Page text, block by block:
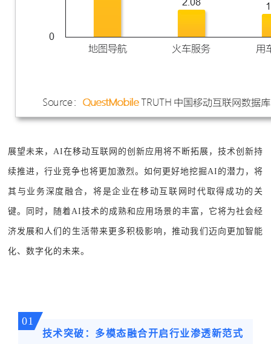
展望未来，AI在移动互联网的创新应用将不断拓展，技术创新持
续推进，行业竞争也将更加激烈。如何更好地挖掘AI的潜力，将
其与业务深度融合，将是企业在移动互联网时代取得成功的关
键。同时，随着AI技术的成熟和应用场景的丰富，它将为社会经
济发展和人们的生活带来更多积极影响，推动我们迈向更加智能
化、数字化的未来。
01
技术突破：多模态融合开启行业渗透新范式